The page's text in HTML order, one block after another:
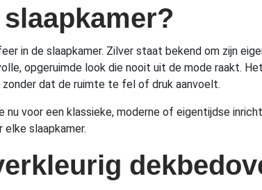
in de slaapkamer. Zilver staat bekend om zijn
opgeruimde look die nooit uit de mode raakt.
dat de ruimte te fel of druk aanvoelt.
voor een klassieke, moderne of eigentijdse
slaapkamer.